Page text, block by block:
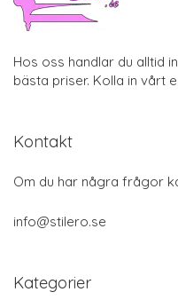
Hos oss handlar du alltid
bästa priser. Kolla in vårt
Kontakt
Om du har några frågor
info@stilero.se
Kategorier